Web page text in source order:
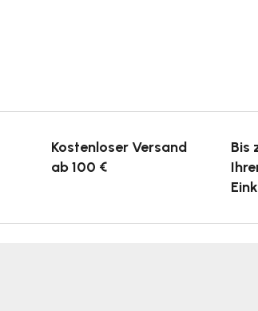
Kostenloser Versand
ab 100 €
Bis